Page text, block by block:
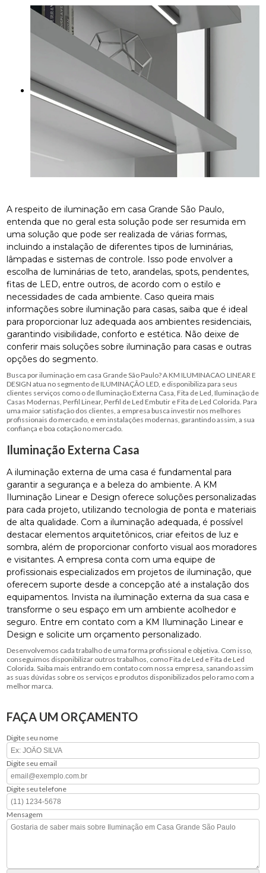
A respeito de iluminação em casa Grande São Paulo,
entenda que no geral esta solução pode ser resumida em
uma solução que pode ser realizada de várias formas,
incluindo a instalação de diferentes tipos de luminárias,
lâmpadas e sistemas de controle. Isso pode envolver a
escolha de luminárias de teto, arandelas, spots, pendentes,
fitas de LED, entre outros, de acordo com o estilo e
necessidades de cada ambiente. Caso queira mais
informações sobre iluminação para casas, saiba que é ideal
para proporcionar luz adequada aos ambientes residenciais,
garantindo visibilidade, conforto e estética. Não deixe de
conferir mais soluções sobre iluminação para casas e outras
opções do segmento.
Busca por iluminação em casa Grande São Paulo? A KM ILUMINACAO LINEAR E
DESIGN atua no segmento de ILUMINAÇÃO LED, e disponibiliza para seus
clientes serviços como o de Iluminação Externa Casa, Fita de Led, Iluminação de
Casas Modernas, Perfil Linear, Perfil de Led Embutir e Fita de Led Colorida. Para
uma maior satisfação dos clientes, a empresa busca investir nos melhores
profissionais do mercado, e em instalações modernas, garantindo assim, a sua
confiança e boa cotação no mercado.
Iluminação Externa Casa
A iluminação externa de uma casa é fundamental para
garantir a segurança e a beleza do ambiente. A KM
Iluminação Linear e Design oferece soluções personalizadas
para cada projeto, utilizando tecnologia de ponta e materiais
de alta qualidade. Com a iluminação adequada, é possível
destacar elementos arquitetônicos, criar efeitos de luz e
sombra, além de proporcionar conforto visual aos moradores
e visitantes. A empresa conta com uma equipe de
profissionais especializados em projetos de iluminação, que
oferecem suporte desde a concepção até a instalação dos
equipamentos. Invista na iluminação externa da sua casa e
transforme o seu espaço em um ambiente acolhedor e
seguro. Entre em contato com a KM Iluminação Linear e
Design e solicite um orçamento personalizado.
Desenvolvemos cada trabalho de uma forma profissional e objetiva. Com isso,
conseguimos disponibilizar outros trabalhos, como Fita de Led e Fita de Led
Colorida. Saiba mais entrando em contato com nossa empresa, sanando assim
as suas dúvidas sobre os serviços e produtos disponibilizados pelo ramo com a
melhor marca.
FAÇA UM ORÇAMENTO
Digite seu nome
Digite seu email
Digite seu telefone
Mensagem